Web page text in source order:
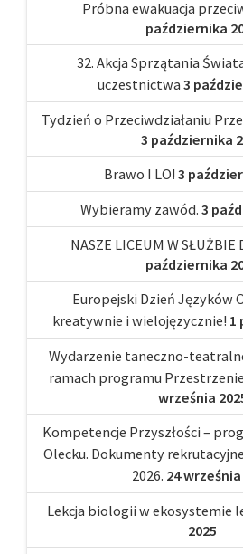
Próbna ewakuacja
października
32. Akcja Sprzątania
uczestnictwa 3
Tydzień o Przeciwdziałaniu
3 października
Brawo I LO! 3
Wybieramy zawód. 3
NASZE LICEUM W
października
Europejski Dzień Języków
kreatywnie i wielojęzycznie! 1
Wydarzenie taneczno-
ramach programu
września
Kompetencje Przyszłości –
Olecku. Dokumenty
2026. 24 września
Lekcja biologii w ekosystemie
2025